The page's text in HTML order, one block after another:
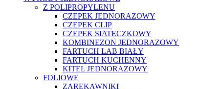
Z POLIPROPYLENU
CZEPEK JEDNORAZOWY
CZEPEK CLIP
CZEPEK SIATECZKOWY
KOMBINEZON JEDNORAZOWY
FARTUCH LAB BIAŁY
FARTUCH KUCHENNY
KITEL JEDNORAZOWY
FOLIOWE
ZARĘKAWNIKI